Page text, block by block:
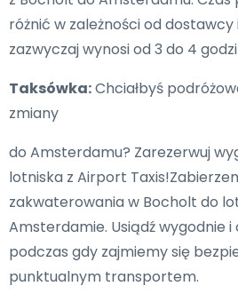
różnić w zależności od dostawcy
zazwyczaj wynosi od 3 do 4
Taksówka:Chciałbyś
zmiany
do Amsterdamu? Zarezerwuj
lotniska z Airport
zakwaterowania w Bocholt do
Amsterdamie. Usiądź wygodnie i
podczas gdy zajmiemy się
punktualnym transportem.